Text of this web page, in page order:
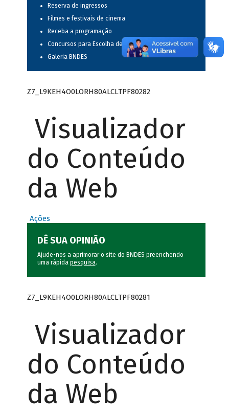
Reserva de ingressos
Filmes e festivais de cinema
Receba a programação
Concursos para Escolha de Espetáculos Musicais
Galeria BNDES
Z7_L9KEH4O0LORH80ALCLTPF80282
Visualizador
do Conteúdo
da Web
Ações
DÊ SUA OPINIÃO
Ajude-nos a aprimorar o site do BNDES preenchendo
uma rápida pesquisa.
Z7_L9KEH4O0LORH80ALCLTPF80281
Visualizador
do Conteúdo
da Web